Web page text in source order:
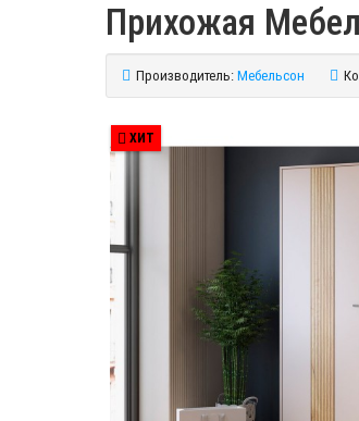
Прихожая
Производитель: Мебельсон
ХИТ